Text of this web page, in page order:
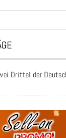
Drittel der